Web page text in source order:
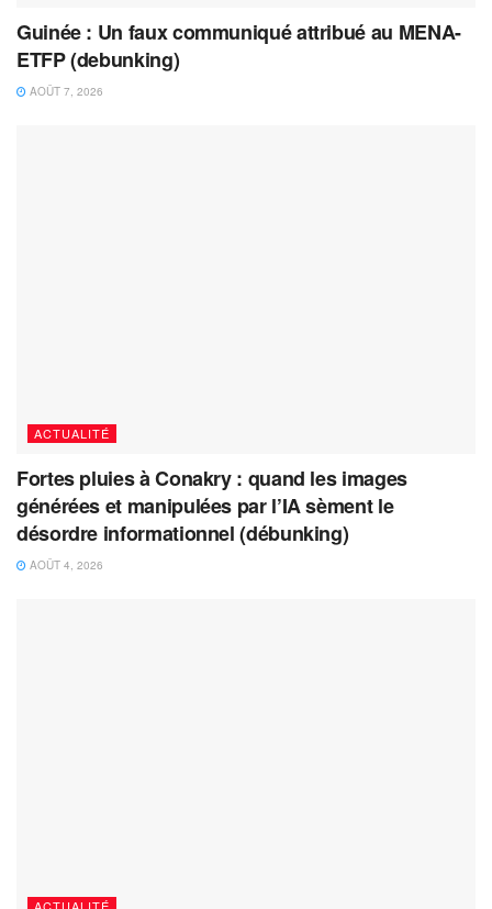
Guinée : Un faux communiqué attribué au MENA-
ETFP (debunking)
AOÛT 7, 2026
ACTUALITÉ
Fortes pluies à Conakry : quand les images
générées et manipulées par l’IA sèment le
désordre informationnel (débunking)
AOÛT 4, 2026